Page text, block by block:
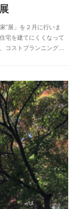
”展」を２月に行いま
宅を建てにくくなって
コストプランニング…